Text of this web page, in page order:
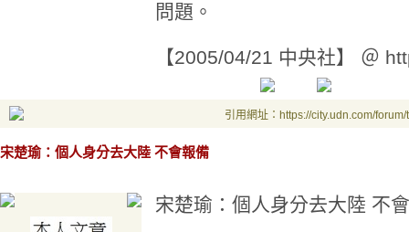
問題。
【2005/04/21 中央社】 ＠
引用網址：https://city.udn.com/
宋楚瑜：個人身分去大陸 不會報備
宋楚瑜：個人身分去大陸 不